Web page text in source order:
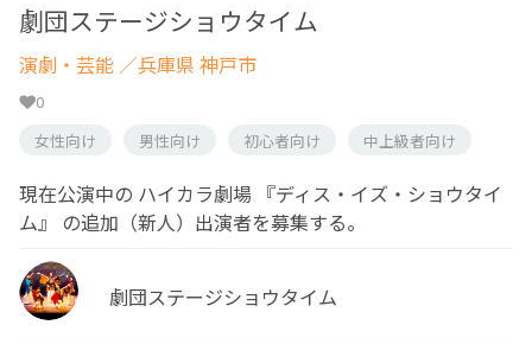
劇団ステージショウタイム
演劇・芸能 ／兵庫県 神戸市
0
女性向け
男性向け 初心者向け 中上級者向け
現在公演中の ハイカラ劇場 『ディス・イズ・ショウタイ
ム』 の追加（新人）出演者を募集する。
劇団ステージショウタイム